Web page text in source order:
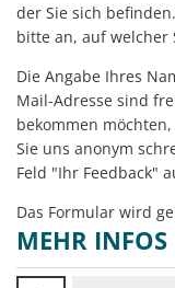
der Sie sich
bitte an, auf welcher
Die Angabe Ihres
Mail-Adresse sind
bekommen
Sie uns anonym
Feld "Ihr Feedback"
Das Formular wird
MEHR INFOS